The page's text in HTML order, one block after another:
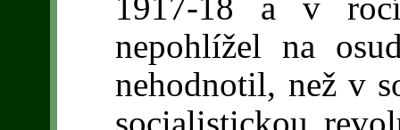
nepohlížel na
nehodnotil, než v
socialistickou